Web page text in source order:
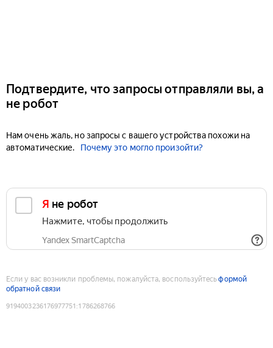
Подтвердите, что запросы отправляли вы, а
не робот
Нам очень жаль, но запросы с вашего устройства похожи на
автоматические.
Почему это могло произойти?
Я не робот
Нажмите, чтобы продолжить
Yandex SmartCaptcha
Если у вас возникли проблемы, пожалуйста, воспользуйтесьформой
обратной связи
9194003236176977751 :1786268766